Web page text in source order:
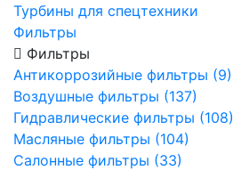
Турбины для спецтехники
Фильтры
Фильтры
Антикоррозийные фильтры (9)
Воздушные фильтры (137)
Гидравлические фильтры (108)
Масляные фильтры (104)
Салонные фильтры (33)